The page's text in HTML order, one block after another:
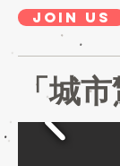
JOIN US
「城